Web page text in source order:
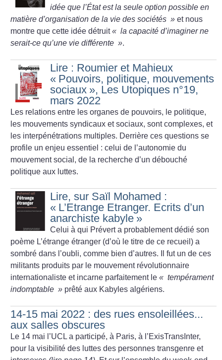
idée que l’État est la seule option possible en
matière d’organisation de la vie des sociétés » et nous
montre que cette idée détruit« la capacité d’imaginer ne
serait-ce qu’une vie différente ».
Lire : Roumier et Mahieux
« Pouvoirs, politique, mouvements
sociaux », Les Utopiques n°19,
mars 2022
Les relations entre les organes de pouvoirs, le politique,
les mouvements syndicaux et sociaux, sont complexes, et
les interpénétrations multiples. Derrière ces questions se
profile un enjeu essentiel : celui de l’autonomie du
mouvement social, de la recherche d’un débouché
politique aux luttes.
Lire, sur Saïl Mohamed :
« L’Etrange Etranger. Ecrits d’un
anarchiste kabyle »
Celui à qui Prévert a probablement dédié son
poème L’étrange étranger (d’où le titre de ce recueil) a
sombré dans l’oubli, comme bien d’autres. Il fut un de ces
militants produits par le mouvement révolutionnaire
internationaliste et incarne parfaitement le« tempérament
indomptable » prêté aux Kabyles algériens.
14-15 mai 2022 : des rues ensoleillées...
aux salles obscures
Le 14 mai l’UCL a participé, à Paris, à l’ExisTransInter,
pour la visibilité des luttes des personnes transgenre et